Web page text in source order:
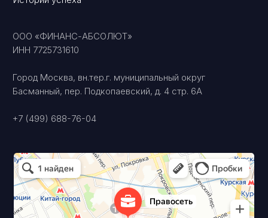
Политика конфиденциальности
© 2025 ПРАВОСЕТЬ
Банкротство физических и юридических лиц